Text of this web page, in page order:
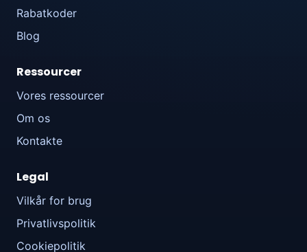
Rabatkoder
Blog
Ressourcer
Vores ressourcer
Om os
Kontakte
Legal
Vilkår for brug
Privatlivspolitik
Cookiepolitik